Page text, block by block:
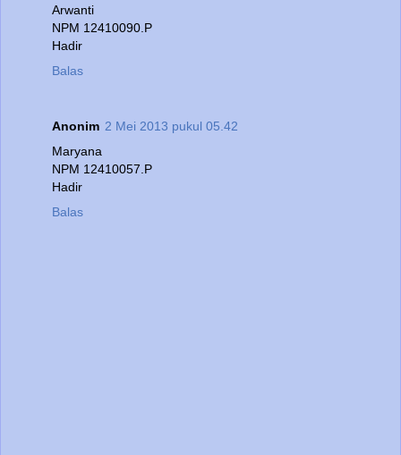
Arwanti
NPM 12410090.P
Hadir
Balas
Anonim 2 Mei 2013 pukul 05.42
Maryana
NPM 12410057.P
Hadir
Balas